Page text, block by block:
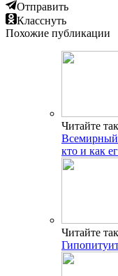
Отправить
Класснуть
Похожие публикации
Читайте
Всемирный
кто и как
Читайте